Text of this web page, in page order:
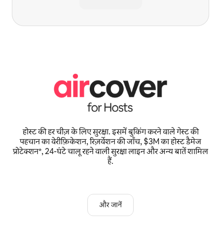
होस्ट की हर चीज़ के लिए सुरक्षा. इसमें बुकिंग करने वाले गेस्ट की
पहचान का वेरीफ़िकेशन, रिज़र्वेशन की जाँच, $3M का होस्ट डैमेज
प्रोटेक्शन*, 24-घंटे चालू रहने वाली सुरक्षा लाइन और अन्य बातें शामिल
हैं.
और जानें